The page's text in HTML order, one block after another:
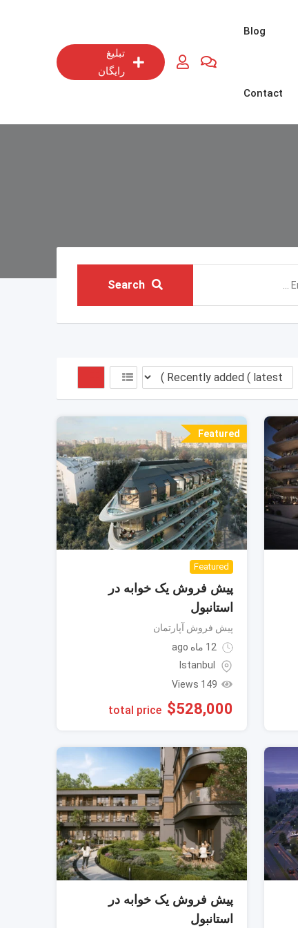
Blog
Contact
تبلیغ
رایگان
Search
Featured
Featured
پیش فروش یک خوابه در
استانبول
پیش فروش آپارتمان
Istanbul
149 Views
$528,000
total price
پیش فروش یک خوابه در
استانبول